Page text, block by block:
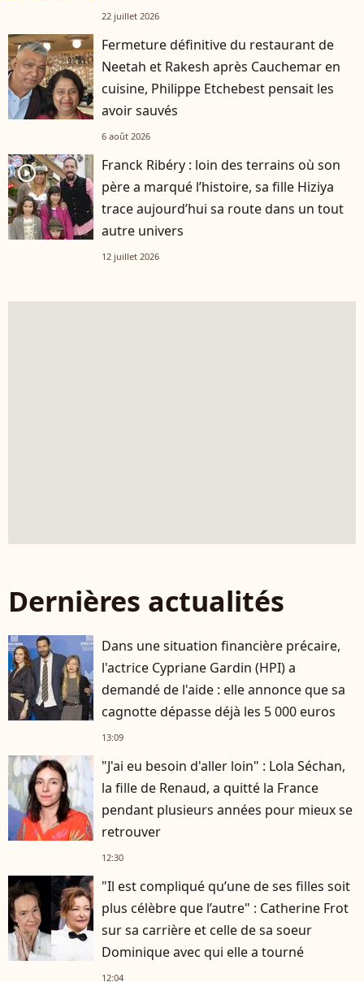
22 juillet 2026
Fermeture définitive du restaurant de
Neetah et Rakesh après Cauchemar en
cuisine, Philippe Etchebest pensait les
avoir sauvés
6 août 2026
player2
Franck Ribéry : loin des terrains où son
père a marqué l’histoire, sa fille Hiziya
trace aujourd’hui sa route dans un tout
autre univers
12 juillet 2026
Dernières actualités
Dans une situation financière précaire,
l'actrice Cypriane Gardin (HPI) a
demandé de l'aide : elle annonce que sa
cagnotte dépasse déjà les 5 000 euros
13:09
"J'ai eu besoin d'aller loin" : Lola Séchan,
la fille de Renaud, a quitté la France
pendant plusieurs années pour mieux se
retrouver
12:30
"Il est compliqué qu’une de ses filles soit
plus célèbre que l’autre" : Catherine Frot
sur sa carrière et celle de sa soeur
Dominique avec qui elle a tourné
12:04